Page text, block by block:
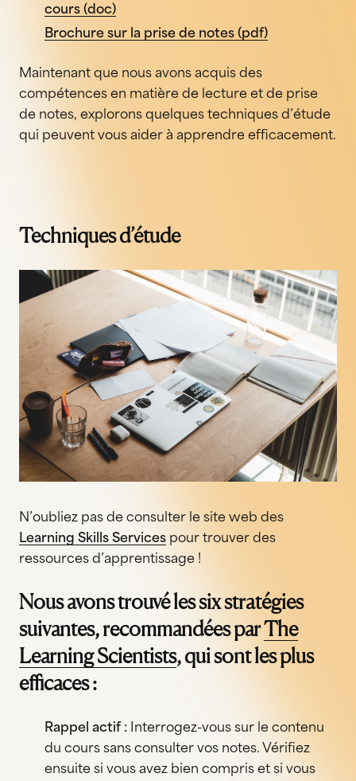
cours (doc)
Brochure sur la prise de notes (pdf)
Maintenant que nous avons acquis des
compétences en matière de lecture et de prise
de notes, explorons quelques techniques d’étude
qui peuvent vous aider à apprendre efficacement.
Techniques d’étude
N’oubliez pas de consulter le site web des
Learning Skills Services pour trouver des
ressources d’apprentissage !
Nous avons trouvé les six stratégies
suivantes, recommandées parThe
Learning Scientists, qui sont les plus
efficaces :
Rappel actif : Interrogez-vous sur le contenu
du cours sans consulter vos notes. Vérifiez
ensuite si vous avez bien compris et si vous